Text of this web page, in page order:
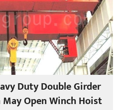
Duty Double Girder
May Open Winch Hoist